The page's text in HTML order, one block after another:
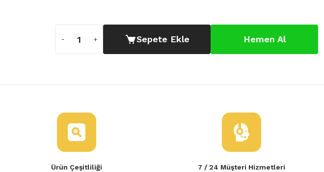
Sepete Ekle Hemen Al
Ürün Çeşitliliği 7 / 24 Müşteri Hizmetleri